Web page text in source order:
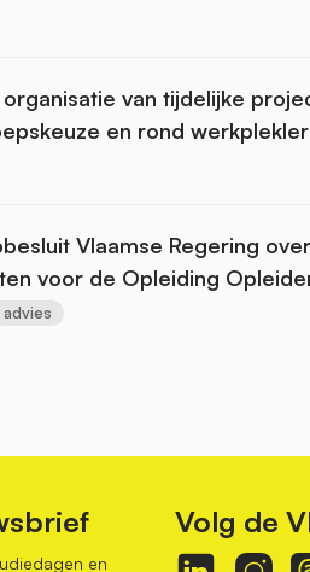
van tijdelijke
en rond
Vlaamse Regering
voor de Opleiding
advies
en
Volg de